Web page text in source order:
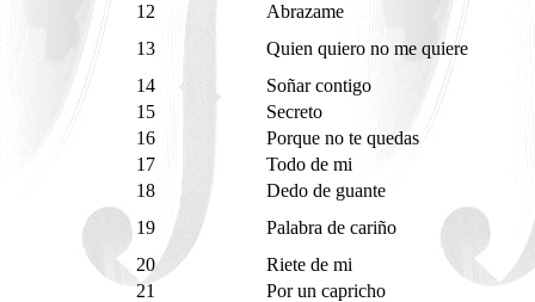
12
Abrazame
13
Quien quiero no me quiere
14
Soñar contigo
15
Secreto
16
Porque no te quedas
17
Todo de mi
18
Dedo de guante
19
Palabra de cariño
20
Riete de mi
21
Por un capricho